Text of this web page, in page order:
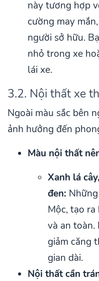
này tương hợp
cường may
người sở hữu.
nhỏ trong xe
lái xe.
3.2. Nội thất xe
Ngoài màu sắc bên
ảnh hưởng đến
Màu nội thất
Xanh lá
đen:
Mộc, tạo
và an toàn.
giảm căng
gian dài.
Nội thất cần